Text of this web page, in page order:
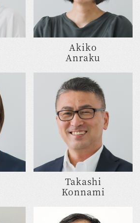
Akiko
Anraku
Takashi
Konnami